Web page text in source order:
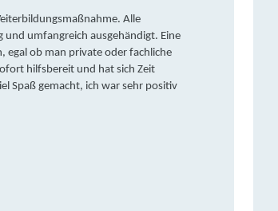
Alle
umfangreich ausgehändigt. Eine
egal ob man private oder fachliche
hilfsbereit und hat sich Zeit
Spaß gemacht, ich war sehr positiv